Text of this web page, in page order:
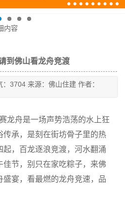
内容
到佛山看龙舟竞渡
3704 来源：佛山住建 作者：
龙舟是一场声势浩荡的水上狂
传承，是刻在街坊骨子里的热
起，百龙逐浪竞渡，河水翻涌
佳节，别只在家吃粽子，来佛
盛宴，看最燃的龙舟竞速，品